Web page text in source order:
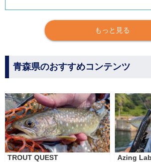
もっと見る
青森県のおすすめコンテンツ
TROUT QUEST Azing